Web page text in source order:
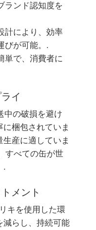
ランド認知度を
計により、効率
びが可能。.
単で、消費者に
イ
中の破損を避け
梱包されていま
産に適していま
すべての缶が世
.
メント
キを使用した環
減らし、持続可能